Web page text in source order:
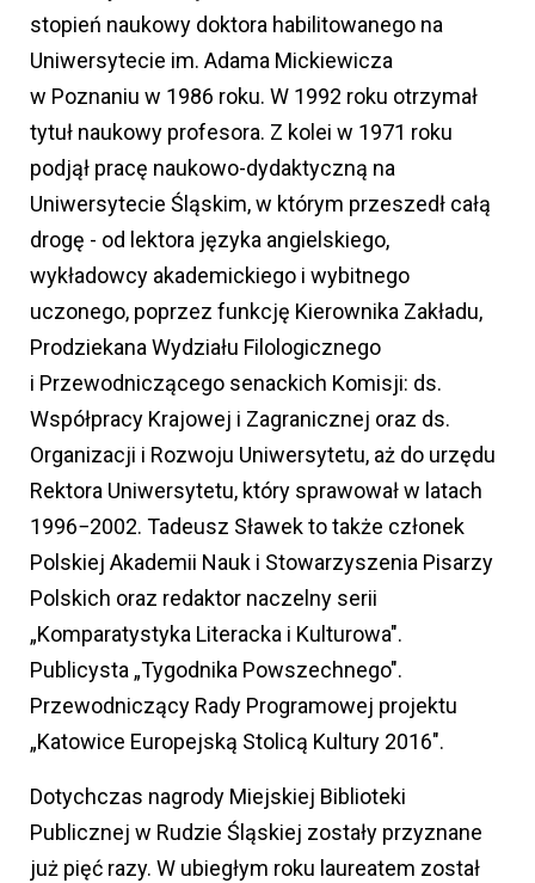
stopień naukowy doktora habilitowanego na
Uniwersytecie im. Adama Mickiewicza
w Poznaniu w 1986 roku. W 1992 roku otrzymał
tytuł naukowy profesora. Z kolei w 1971 roku
podjął pracę naukowo-dydaktyczną na
Uniwersytecie Śląskim, w którym przeszedł całą
drogę - od lektora języka angielskiego,
wykładowcy akademickiego i wybitnego
uczonego, poprzez funkcję Kierownika Zakładu,
Prodziekana Wydziału Filologicznego
i Przewodniczącego senackich Komisji: ds.
Współpracy Krajowej i Zagranicznej oraz ds.
Organizacji i Rozwoju Uniwersytetu, aż do urzędu
Rektora Uniwersytetu, który sprawował w latach
1996−2002. Tadeusz Sławek to także członek
Polskiej Akademii Nauk i Stowarzyszenia Pisarzy
Polskich oraz redaktor naczelny serii
„Komparatystyka Literacka i Kulturowa".
Publicysta „Tygodnika Powszechnego".
Przewodniczący Rady Programowej projektu
„Katowice Europejską Stolicą Kultury 2016".
Dotychczas nagrody Miejskiej Biblioteki
Publicznej w Rudzie Śląskiej zostały przyznane
już pięć razy. W ubiegłym roku laureatem został